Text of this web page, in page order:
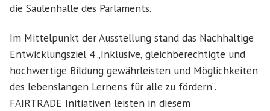
die Säulenhalle des Parlaments.
Im Mittelpunkt der Ausstellung stand das Nachhaltige
Entwicklungsziel 4 „Inklusive, gleichberechtigte und
hochwertige Bildung gewährleisten und Möglichkeiten
des lebenslangen Lernens für alle zu fördern“.
FAIRTRADE Initiativen leisten in diesem